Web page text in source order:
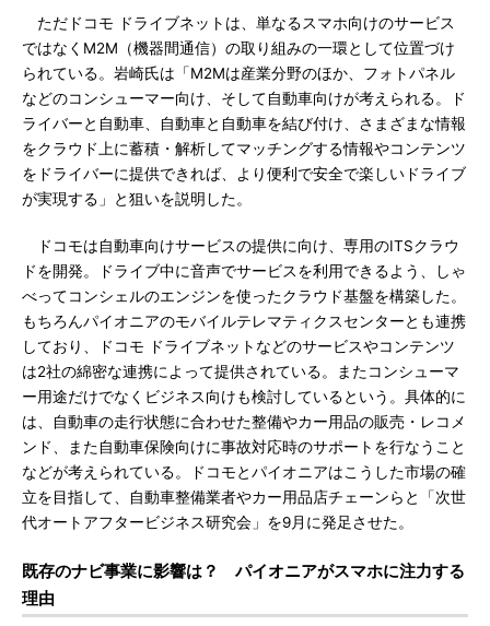
ただドコモ ドライブネットは、単なるスマホ向けのサービス
ではなくM2M（機器間通信）の取り組みの一環として位置づけ
られている。岩崎氏は「M2Mは産業分野のほか、フォトパネル
などのコンシューマー向け、そして自動車向けが考えられる。ド
ライバーと自動車、自動車と自動車を結び付け、さまざまな情報
をクラウド上に蓄積・解析してマッチングする情報やコンテンツ
をドライバーに提供できれば、より便利で安全で楽しいドライブ
が実現する」と狙いを説明した。
ドコモは自動車向けサービスの提供に向け、専用のITSクラウ
ドを開発。ドライブ中に音声でサービスを利用できるよう、しゃ
べってコンシェルのエンジンを使ったクラウド基盤を構築した。
もちろんパイオニアのモバイルテレマティクスセンターとも連携
しており、ドコモ ドライブネットなどのサービスやコンテンツ
は2社の綿密な連携によって提供されている。またコンシューマ
ー用途だけでなくビジネス向けも検討しているという。具体的に
は、自動車の走行状態に合わせた整備やカー用品の販売・レコメ
ンド、また自動車保険向けに事故対応時のサポートを行なうこと
などが考えられている。ドコモとパイオニアはこうした市場の確
立を目指して、自動車整備業者やカー用品店チェーンらと「次世
代オートアフタービジネス研究会」を9月に発足させた。
既存のナビ事業に影響は？ パイオニアがスマホに注力する
理由